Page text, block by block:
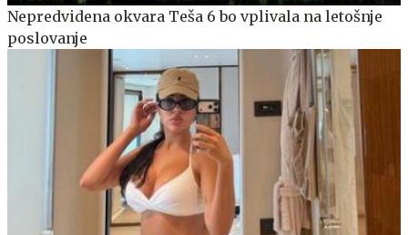
Nepredvidena okvara Teša 6 bo vplivala na letošnje
poslovanje